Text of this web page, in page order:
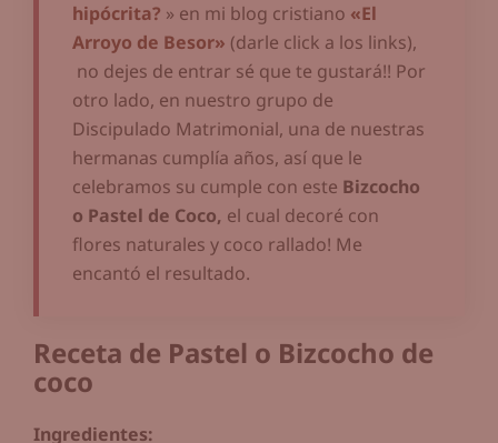
hipócrita? » en mi blog cristiano «El
Arroyo de Besor» (darle click a los links),
no dejes de entrar sé que te gustará!! Por
otro lado, en nuestro grupo de
Discipulado Matrimonial, una de nuestras
hermanas cumplía años, así que le
celebramos su cumple con este Bizcocho
o Pastel de Coco, el cual decoré con
flores naturales y coco rallado! Me
encantó el resultado.
Receta de Pastel o Bizcocho de
coco
Ingredientes: